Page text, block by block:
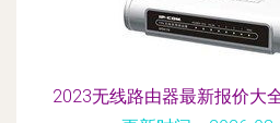
2023无线路由器最新报价大